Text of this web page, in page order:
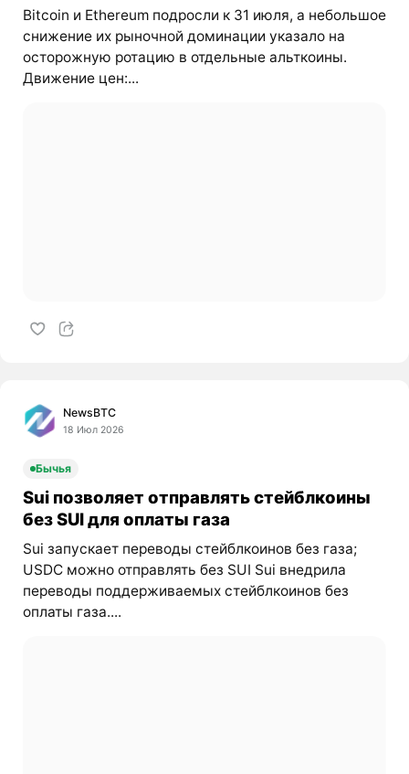
Bitcoin и Ethereum подросли к 31 июля, а небольшое
снижение их рыночной доминации указало на
осторожную ротацию в отдельные альткоины.
Движение цен:...
NewsBTC
18 Июл 2026
Бычья
Sui позволяет отправлять стейблкоины
без SUI для оплаты газа
Sui запускает переводы стейблкоинов без газа;
USDC можно отправлять без SUI Sui внедрила
переводы поддерживаемых стейблкоинов без
оплаты газа....